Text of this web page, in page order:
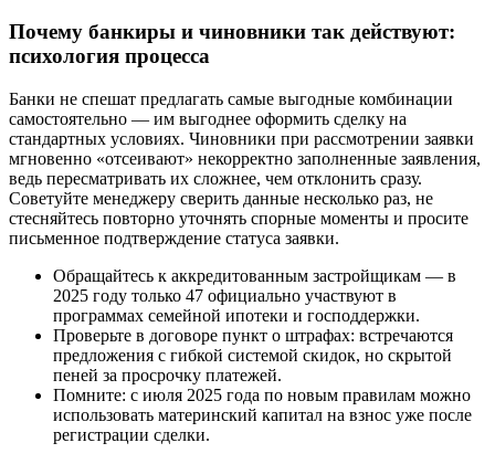
Почему банкиры и чиновники так действуют:
психология процесса
Банки не спешат предлагать самые выгодные комбинации
самостоятельно — им выгоднее оформить сделку на
стандартных условиях. Чиновники при рассмотрении заявки
мгновенно «отсеивают» некорректно заполненные заявления,
ведь пересматривать их сложнее, чем отклонить сразу.
Советуйте менеджеру сверить данные несколько раз, не
стесняйтесь повторно уточнять спорные моменты и просите
письменное подтверждение статуса заявки.
Обращайтесь к аккредитованным застройщикам — в
2025 году только 47 официально участвуют в
программах семейной ипотеки и господдержки.
Проверьте в договоре пункт о штрафах: встречаются
предложения с гибкой системой скидок, но скрытой
пеней за просрочку платежей.
Помните: с июля 2025 года по новым правилам можно
использовать материнский капитал на взнос уже после
регистрации сделки.